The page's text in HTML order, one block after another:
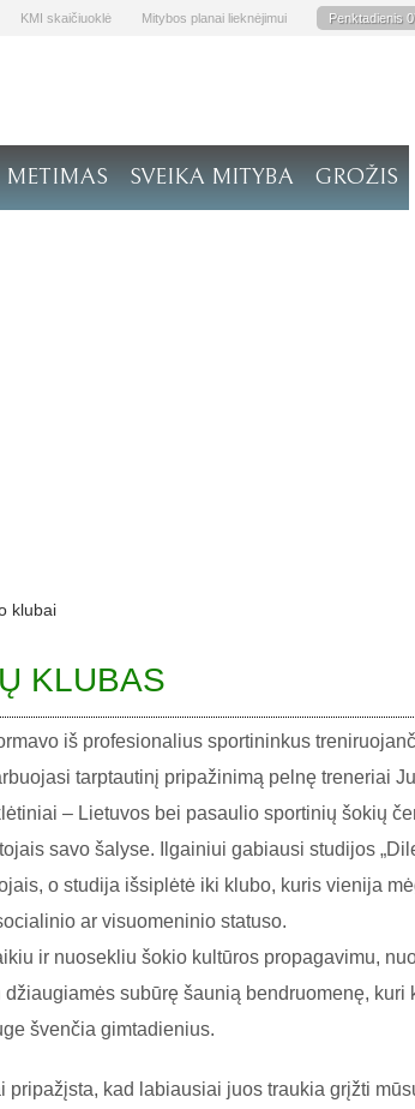
KMI skaičiuoklė Mitybos planai lieknėjimui Penktadienis
METIMAS SVEIKA MITYBA GROŽIS
klubai
KLUBAS
iš profesionalius sportininkus
tarptautinį pripažinimą pelnę treneriai
– Lietuvos bei pasaulio sportinių šokių
savo šalyse. Ilgainiui gabiausi studijos
o studija išsiplėtė iki klubo, kuris vienija
ar visuomeninio statuso.
ir nuosekliu šokio kultūros propagavimu,
subūrę šaunią bendruomenę, kuri
švenčia gimtadienius.
pripažįsta, kad labiausiai juos traukia grįžti